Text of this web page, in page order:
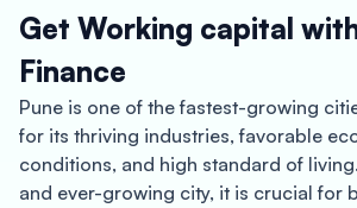
Get Working capital
Finance
Pune is one of the fastest-growing
for its thriving industries, favorable
conditions, and high standard of
and ever-growing city, it is crucial for